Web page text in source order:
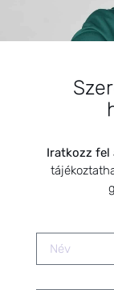
Iratkozz fel